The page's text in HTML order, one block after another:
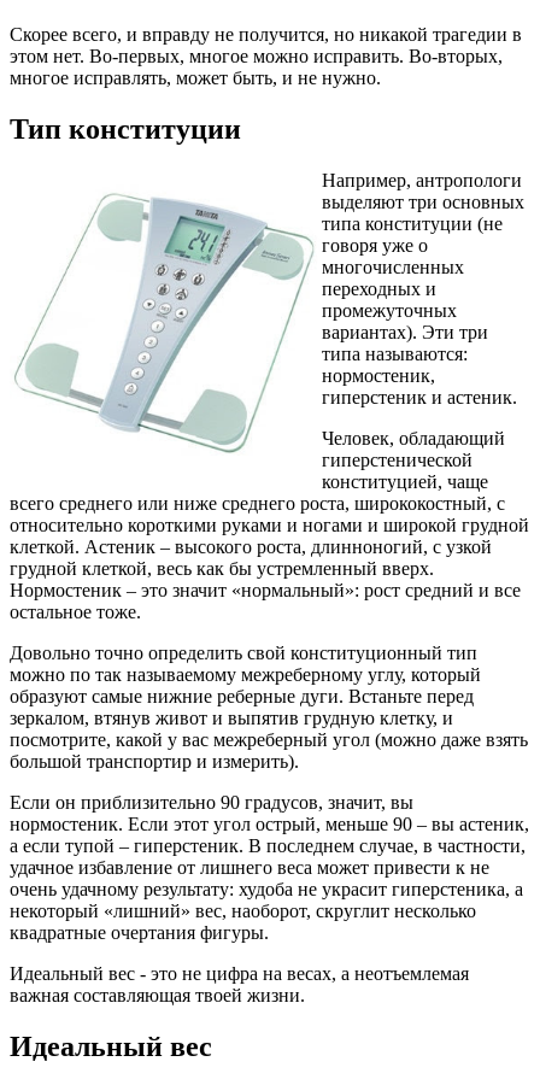
Скорее всего, и вправду не получится, но никакой трагедии в
этом нет. Во-первых, многое можно исправить. Во-вторых,
многое исправлять, может быть, и не нужно.
Тип конституции
Например, антропологи
выделяют три основных
типа конституции (не
говоря уже о
многочисленных
переходных и
промежуточных
вариантах). Эти три
типа называются:
нормостеник,
гиперстеник и астеник.
Человек, обладающий
гиперстенической
конституцией, чаще
всего среднего или ниже среднего роста, ширококостный, с
относительно короткими руками и ногами и широкой грудной
клеткой. Астеник – высокого роста, длинноногий, с узкой
грудной клеткой, весь как бы устремленный вверх.
Нормостеник – это значит «нормальный»: рост средний и все
остальное тоже.
Довольно точно определить свой конституционный тип
можно по так называемому межреберному углу, который
образуют самые нижние реберные дуги. Встаньте перед
зеркалом, втянув живот и выпятив грудную клетку, и
посмотрите, какой у вас межреберный угол (можно даже взять
большой транспортир и измерить).
Если он приблизительно 90 градусов, значит, вы
нормостеник. Если этот угол острый, меньше 90 – вы астеник,
а если тупой – гиперстеник. В последнем случае, в частности,
удачное избавление от лишнего веса может привести к не
очень удачному результату: худоба не украсит гиперстеника, а
некоторый «лишний» вес, наоборот, скруглит несколько
квадратные очертания фигуры.
Идеальный вес - это не цифра на весах, а неотъемлемая
важная составляющая твоей жизни.
Идеальный вес